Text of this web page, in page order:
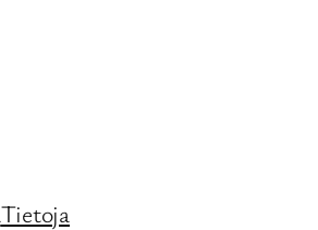
Tietoja